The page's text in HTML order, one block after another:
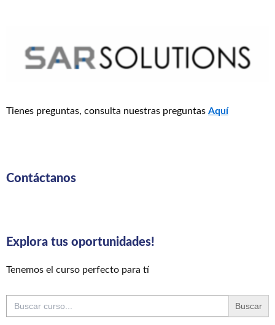
Tienes preguntas, consulta nuestras preguntas Aquí
Contáctanos
Explora tus oportunidades!
Tenemos el curso perfecto para tí
Buscar: